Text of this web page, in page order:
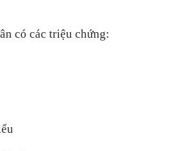
có các triệu chứng: